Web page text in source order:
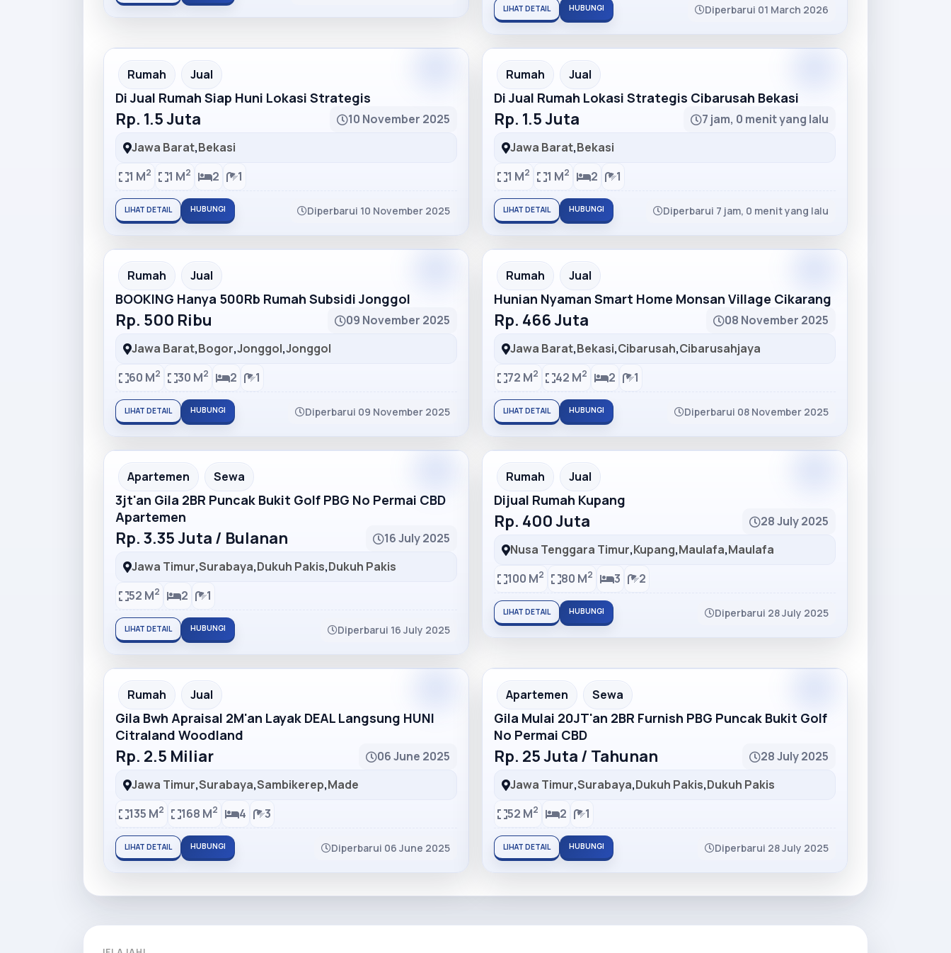
LIHAT DETAIL HUBUNGI Diperbarui 01 March 2026
Partner Ad
Rumah Jual
Di Jual Rumah Siap Huni Lokasi Strategis
Rp. 1.5 Juta
10 November 2025
Jawa Barat,Bekasi
1 M2 1 M2 2 1
LIHAT DETAIL HUBUNGI Diperbarui 10 November 2025
Partner Ad
Rumah Jual
Di Jual Rumah Lokasi Strategis Cibarusah Bekasi
Rp. 1.5 Juta
7 jam, 0 menit yang lalu
Jawa Barat,Bekasi
1 M2 1 M2 2 1
LIHAT DETAIL HUBUNGI Diperbarui 7 jam, 0 menit yang lalu
Partner Ad
Rumah Jual
BOOKING Hanya 500Rb Rumah Subsidi Jonggol
Rp. 500 Ribu
09 November 2025
Jawa Barat,Bogor,Jonggol,Jonggol
60 M2 30 M2 2 1
LIHAT DETAIL HUBUNGI Diperbarui 09 November 2025
Partner Ad
Rumah Jual
Hunian Nyaman Smart Home Monsan Village Cikarang
Rp. 466 Juta
08 November 2025
Jawa Barat,Bekasi,Cibarusah,Cibarusahjaya
72 M2 42 M2 2 1
LIHAT DETAIL HUBUNGI Diperbarui 08 November 2025
Partner Ad
Apartemen Sewa
3jt'an Gila 2BR Puncak Bukit Golf PBG No Permai CBD
Apartemen
Rp. 3.35 Juta / Bulanan
16 July 2025
Jawa Timur,Surabaya,Dukuh Pakis,Dukuh Pakis
52 M2 2 1
LIHAT DETAIL HUBUNGI Diperbarui 16 July 2025
Partner Ad
Rumah Jual
Dijual Rumah Kupang
Rp. 400 Juta
28 July 2025
Nusa Tenggara Timur,Kupang,Maulafa,Maulafa
100 M2 80 M2 3 2
LIHAT DETAIL HUBUNGI Diperbarui 28 July 2025
Partner Ad
Rumah Jual
Gila Bwh Apraisal 2M'an Layak DEAL Langsung HUNI
Citraland Woodland
Rp. 2.5 Miliar
06 June 2025
Jawa Timur,Surabaya,Sambikerep,Made
135 M2 168 M2 4 3
LIHAT DETAIL HUBUNGI Diperbarui 06 June 2025
Partner Ad
Apartemen Sewa
Gila Mulai 20JT'an 2BR Furnish PBG Puncak Bukit Golf
No Permai CBD
Rp. 25 Juta / Tahunan
28 July 2025
Jawa Timur,Surabaya,Dukuh Pakis,Dukuh Pakis
52 M2 2 1
LIHAT DETAIL HUBUNGI Diperbarui 28 July 2025